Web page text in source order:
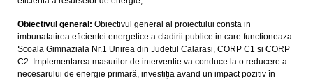
Obiectivul general: Obiectivul general al proiectului consta in
imbunatatirea eficientei energetice a cladirii publice in care functioneaza
Scoala Gimnaziala Nr.1 Unirea din Judetul Calarasi, CORP C1 si CORP
C2. Implementarea masurilor de interventie va conduce la o reducere a
necesarului de energie primară, investiția avand un impact pozitiv în